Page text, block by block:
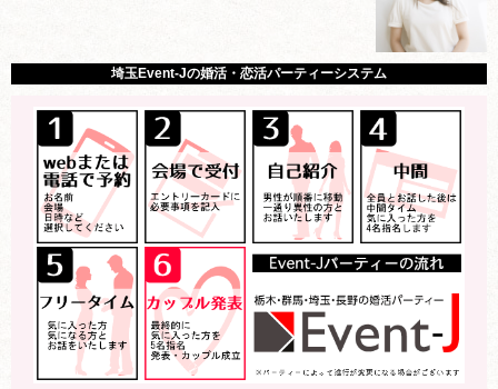
埼玉Event-Jの婚活・恋活パーティーシステム